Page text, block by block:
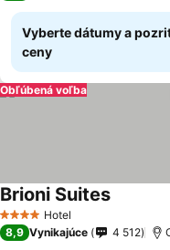
Vyberte dátumy a
ceny
Obľúbená voľba
4 Počet hviezdičiek
Hotel
Brioni Suites
8,9 Vynikajúce 4 512